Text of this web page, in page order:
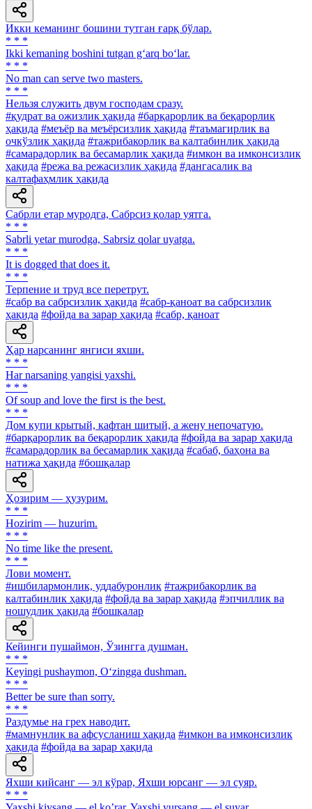
Икки кеманинг бошини тутган ғарқ бўлар.
* * *
Ikki kemaning boshini tutgan g‘arq bo‘lar.
* * *
No man can serve two masters.
* * *
Нельзя служить двум господам сразу.
#қудрат ва ожизлик ҳақида #барқарорлик ва беқарорлик
ҳақида #меъёр ва меъёрсизлик ҳақида #таъмагирлик ва
очкўзлик ҳақида #тажрибакорлик ва калтабинлик ҳақида
#самарадорлик ва бесамарлик ҳақида #имкон ва имконсизлик
ҳақида #режа ва режасизлик ҳақида #дангасалик ва
калтафаҳмлик ҳақида
Сабрли етар муродга, Сабрсиз қолар уятга.
* * *
Sabrli yetar murodga, Sabrsiz qolar uyatga.
* * *
It is dogged that does it.
* * *
Терпение и труд все перетрут.
#сабр ва сабрсизлик ҳақида #сабр-қаноат ва сабрсизлик
ҳақида #фойда ва зарар ҳақида #сабр, қаноат
Ҳар нарсанинг янгиси яхши.
* * *
Har narsaning yangisi yaxshi.
* * *
Of soup and love the first is the best.
* * *
Дом купи крытый, кафтан шитый, а жену непочатую.
#барқарорлик ва беқарорлик ҳақида #фойда ва зарар ҳақида
#самарадорлик ва бесамарлик ҳақида #сабаб, баҳона ва
натижа ҳақида #бошқалар
Ҳозирим — ҳузурим.
* * *
Hozirim — huzurim.
* * *
No time like the present.
* * *
Лови момент.
#ишбилармонлик, уддабуронлик #тажрибакорлик ва
калтабинлик ҳақида #фойда ва зарар ҳақида #эпчиллик ва
ношудлик ҳақида #бошқалар
Кейинги пушаймон, Ўзингга душман.
* * *
Keyingi pushaymon, O‘zingga dushman.
* * *
Better be sure than sorry.
* * *
Раздумье на грех наводит.
#мамнунлик ва афсусланиш ҳақида #имкон ва имконсизлик
ҳақида #фойда ва зарар ҳақида
Яхши кийсанг — эл кўрар, Яхши юрсанг — эл суяр.
* * *